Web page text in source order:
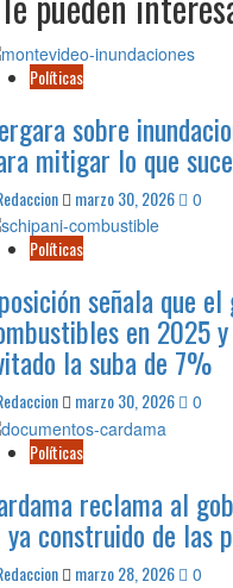
en
segunda
fecha
Torneo
Femenino
de
la
Liga
General
Políticas
sobre
mitigar lo que
marzo 30, 2026 0
Políticas
señala que
en 2025
la suba de 7%
marzo 30, 2026 0
Políticas
reclama al
construido de las
marzo 28, 2026 0